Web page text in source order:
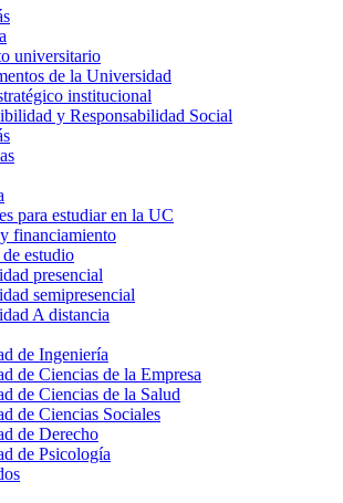
universitario
de la Universidad
institucional
y Responsabilidad Social
para estudiar en la UC
financiamiento
estudio
presencial
semipresencial
A distancia
de Ingeniería
de Ciencias de la Empresa
de Ciencias de la Salud
de Ciencias Sociales
de Derecho
de Psicología